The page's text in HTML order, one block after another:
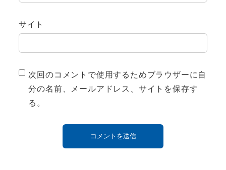
サイト
次回のコメントで使用するためブラウザーに自
分の名前、メールアドレス、サイトを保存す
る。